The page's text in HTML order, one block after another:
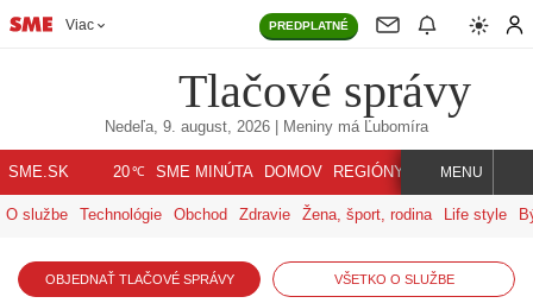
Viac PREDPLATNÉ
Tlačové správy
Nedeľa, 9. august, 2026 | Meniny má Ľubomíra
SME.SK 20℃ SME MINÚTA DOMOV REGIÓNY INDEX SVET
MENU
O službe Technológie Obchod Zdravie Žena, šport, rodina Life style
OBJEDNAŤ TLAČOVÉ SPRÁVY VŠETKO O SLUŽBE